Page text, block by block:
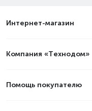
Цены на
7 в Алматы
Интернет-магазин
Компания «Технодом»
Помощь покупателю